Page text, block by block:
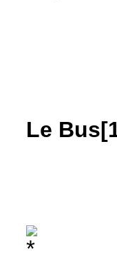
Le Bus